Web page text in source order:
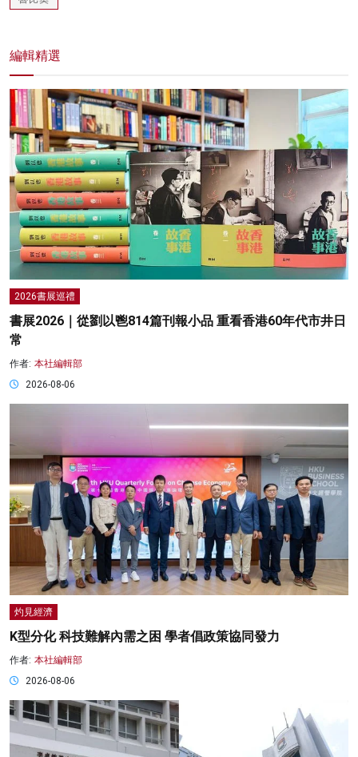
編輯精選
2026書展巡禮
書展2026｜從劉以鬯814篇刊報小品 重看香港60年代市井日
常
作者: 本社編輯部
2026-08-06
灼見經濟
K型分化 科技難解內需之困 學者倡政策協同發力
作者: 本社編輯部
2026-08-06